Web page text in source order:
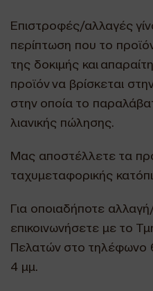
Επιστροφές/αλλαγές
περίπτωση που το
της δοκιμής και
προϊόν να βρίσκεται
στην οποία το
λιανικής πώλησης.
Μας αποστέλλετε τα
ταχυμεταφορικής
Για οποιαδήποτε
επικοινωνήσετε με το
Πελατών στο τηλέφωνο
4 μμ.